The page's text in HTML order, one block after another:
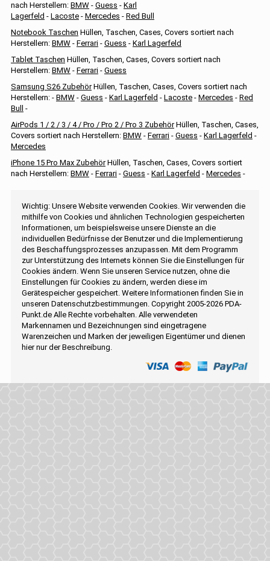
nach Herstellern: BMW - Guess - Karl
Lagerfeld - Lacoste - Mercedes - Red Bull
Notebook Taschen Hüllen, Taschen, Cases, Covers sortiert nach
Herstellern: BMW - Ferrari - Guess - Karl Lagerfeld
Tablet Taschen Hüllen, Taschen, Cases, Covers sortiert nach
Herstellern: BMW - Ferrari - Guess
Samsung S26 ZubehörHüllen, Taschen, Cases, Covers sortiert nach
Herstellern: - BMW - Guess - Karl Lagerfeld - Lacoste - Mercedes - Red
Bull
-
AirPods 1 / 2 / 3 / 4 / Pro / Pro 2 / Pro 3 ZubehörHüllen, Taschen, Cases,
Covers sortiert nach Herstellern: BMW - Ferrari - Guess - Karl Lagerfeld -
Mercedes
iPhone 15 Pro Max ZubehörHüllen, Taschen, Cases, Covers sortiert
nach Herstellern: BMW - Ferrari - Guess - Karl Lagerfeld - Mercedes -
Wichtig: Unsere Website verwenden Cookies. Wir verwenden die
mithilfe von Cookies und ähnlichen Technologien gespeicherten
Informationen, um beispielsweise unsere Dienste an die
individuellen Bedürfnisse der Benutzer und die Implementierung
des Beschaffungsprozesses anzupassen. Mit dem Programm
zur Unterstützung des Internets können Sie die Einstellungen für
Cookies ändern. Wenn Sie unseren Service nutzen, ohne die
Einstellungen für Cookies zu ändern, werden diese im
Gerätespeicher gespeichert. Weitere Informationen finden Sie in
unseren Datenschutzbestimmungen. Copyright 2005-2026 PDA-
Punkt.de Alle Rechte vorbehalten. Alle verwendeten
Markennamen und Bezeichnungen sind eingetragene
Warenzeichen und Marken der jeweiligen Eigentümer und dienen
hier nur der Beschreibung.